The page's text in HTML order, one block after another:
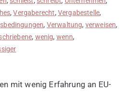
,Vergaberecht, Vergabestelle,
, Verwaltung, verweisen,
, wenig, wenn,
mit wenig Erfahrung an EU-